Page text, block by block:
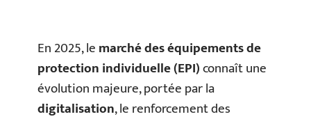
En 2025, lemarché des équipements de
protection individuelle (EPI)connaît une
évolution majeure, portée par la
digitalisation, le renforcement des